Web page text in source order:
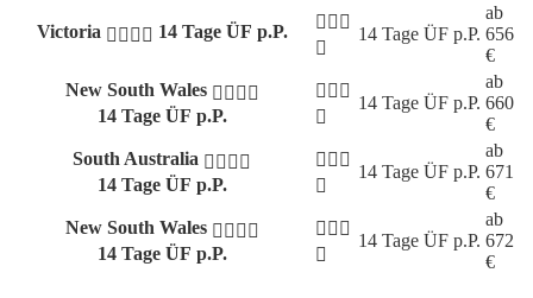
Victoria 14 Tage ÜF p.P. 14 Tage ÜF p.P.
ab
656
€
New South Wales
14 Tage ÜF p.P.
14 Tage ÜF p.P.
ab
660
€
South Australia
14 Tage ÜF p.P.
14 Tage ÜF p.P.
ab
671
€
New South Wales
14 Tage ÜF p.P.
14 Tage ÜF p.P.
ab
672
€